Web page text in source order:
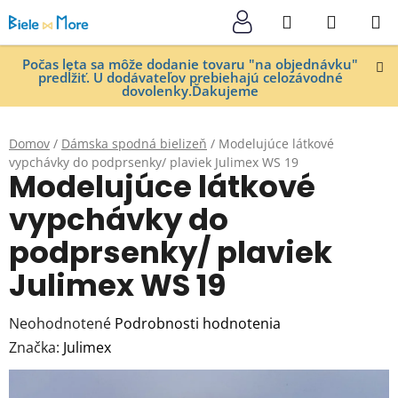
na
obsah
Počas leta sa môže dodanie tovaru "na objednávku"
predĺžiť. U dodávateľov prebiehajú celozávodné
dovolenky.Ďakujeme
Hľadať
KOŠÍK
Domov / Dámska spodná bielizeň / Modelujúce látkové
vypchávky do podprsenky/ plaviek Julimex WS 19
Modelujúce látkové
vypchávky do
podprsenky/ plaviek
Julimex WS 19
Priemerné
hodnotenie
produktu
Neohodnotené Podrobnosti hodnotenia
Značka: Julimex